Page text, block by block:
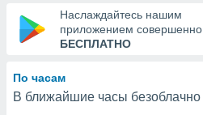
доступ
Наслаждайтесь нашим
приложением совершенно
БЕСПЛАТНО
По часам
В ближайшие часы безоблачно